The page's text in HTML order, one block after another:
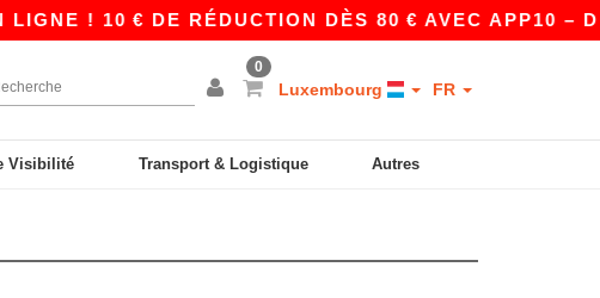
€ DE RÉDUCTION DÈS 80 € AVEC APP10 – DES PRIX
0
Luxembourg FR
Visibilité Transport & Logistique Autres